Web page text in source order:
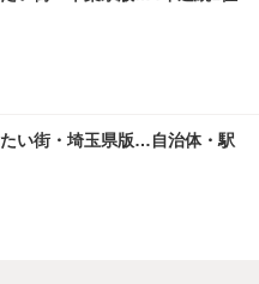
い街・埼玉県版…自治体・駅